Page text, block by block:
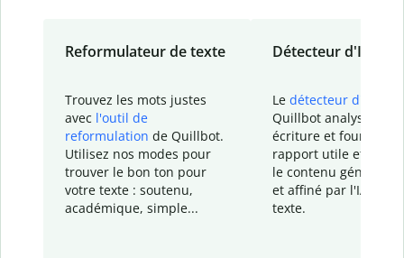
Reformulateur de texte
Trouvez les mots justes
avec l'outil de
reformulation de Quillbot.
Utilisez nos modes pour
trouver le bon ton pour
votre texte : soutenu,
académique, simple...
Détecteur d'IA
Le détecteur d'IA
Quillbot analyse votre
écriture et fournit un
rapport utile et
le contenu généré
et affiné par l'IA
texte.